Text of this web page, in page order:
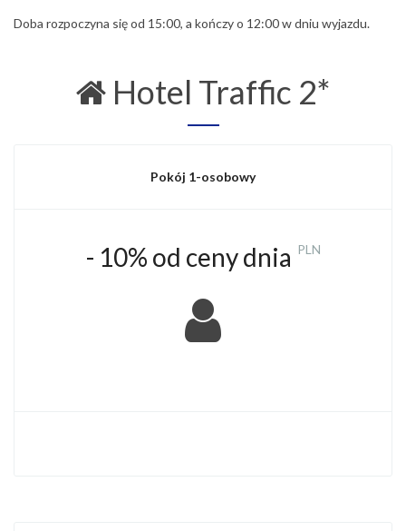
Doba rozpoczyna się od 15:00, a kończy o 12:00 w dniu wyjazdu.
Hotel Traffic 2*
Pokój 1-osobowy
- 10% od ceny dnia PLN